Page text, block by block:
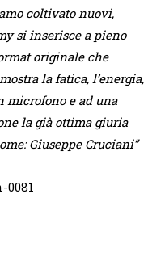
coltivato nuovi,
si inserisce a pieno
originale che
la fatica, l’energia,
microfono e ad una
la già ottima giuria
Giuseppe Cruciani”